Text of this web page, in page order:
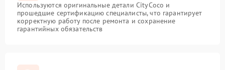
Используются оригинальные детали CityCoco и
прошедшие сертификацию специалисты, что гарантирует
корректную работу после ремонта и сохранение
гарантийных обязательств